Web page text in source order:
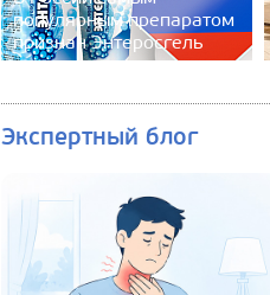
популярным препаратом
признан Энтеросгель
Экспертный блог